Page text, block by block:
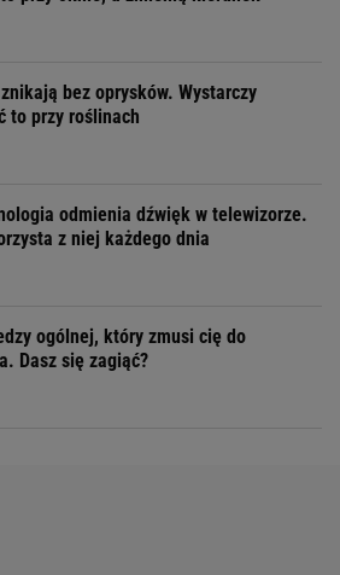
bez oprysków. Wystarczy
to przy roślinach
odmienia dźwięk w telewizorze.
z niej każdego dnia
ogólnej, który zmusi cię do
Dasz się zagiąć?